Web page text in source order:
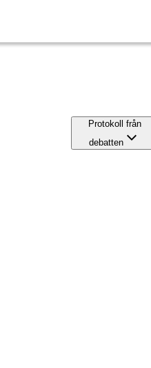
Protokoll från
debatten